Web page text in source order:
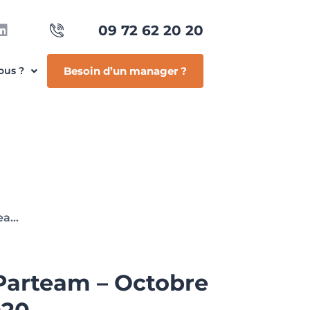
09 72 62 20 20
? Besoin d’un manager ?
L’actualité de Parteam – Octobre / Novembre 2020
– Octobre